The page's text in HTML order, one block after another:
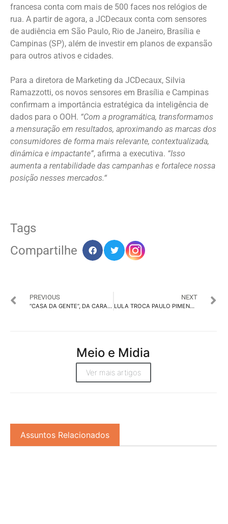
francesa conta com mais de 500 faces nos relógios de
rua. A partir de agora, a JCDecaux conta com sensores
de audiência em São Paulo, Rio de Janeiro, Brasília e
Campinas (SP), além de investir em planos de expansão
para outros ativos e cidades.
Para a diretora de Marketing da JCDecaux, Silvia
Ramazzotti, os novos sensores em Brasília e Campinas
confirmam a importância estratégica da inteligência de
dados para o OOH. “Com a programática, transformamos
a mensuração em resultados, aproximando as marcas dos
consumidores de forma mais relevante, contextualizada,
dinâmica e impactante”, afirma a executiva. “Isso
aumenta a rentabilidade das campanhas e fortalece nossa
posição nesses mercados.“
Tags
Compartilhe
PREVIOUS
“CASA DA GENTE”, DA CARAJÁS, PAUTA-SE NO VALOR DAS RELAÇÕES ENTRE AS PESSOAS
NEXT
LULA TROCA PAULO PIMENTA POR PUBLICITÁRIO SIDÔNIO PALMEIRA NA SECOM
Meio e Midia
Ver mais artigos
Assuntos Relacionados